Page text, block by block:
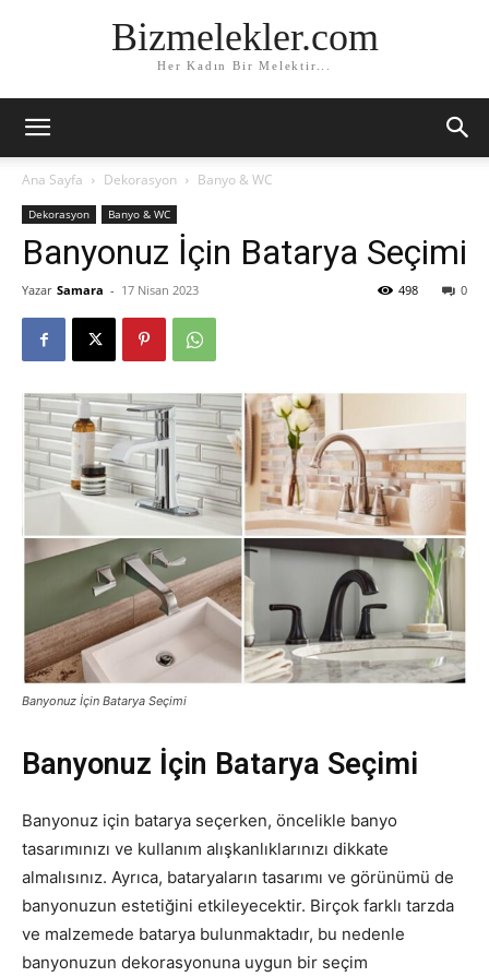
Bizmelekler.com
Her Kadın Bir Melektir...
Ana Sayfa Dekorasyon Banyo & WC
Dekorasyon Banyo & WC
Banyonuz İçin Batarya Seçimi
Yazar Samara - 17 Nisan 2023 0
498
Banyonuz İçin Batarya Seçimi
Banyonuz İçin Batarya Seçimi
Banyonuz için batarya seçerken, öncelikle banyo
tasarımınızı ve kullanım alışkanlıklarınızı dikkate
almalısınız. Ayrıca, bataryaların tasarımı ve görünümü de
banyonuzun estetiğini etkileyecektir. Birçok farklı tarzda
ve malzemede batarya bulunmaktadır, bu nedenle
banyonuzun dekorasyonuna uygun bir seçim